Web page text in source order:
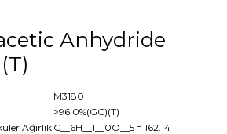
Anhydride
M3180
>96.0%(GC)(T)
Ağırlık C__6H__1__0O__5 = 162.14